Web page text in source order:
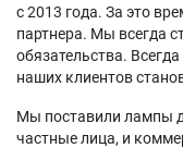
с 2013 года. За это
партнера. Мы всегда
обязательства.
наших клиентов
Мы поставили лампы
частные лица, и